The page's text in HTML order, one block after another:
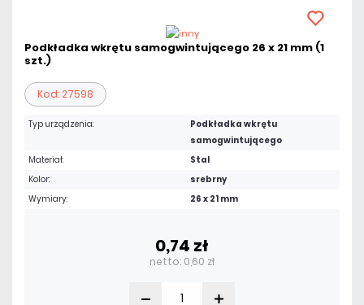
Podkładka wkrętu samogwintującego 26 x 21 mm (1
szt.)
Kod: 27598
Typ urządzenia:
Podkładka wkrętu
samogwintującego
Materiał:
Stal
Kolor:
srebrny
Wymiary:
26 x 21 mm
0,74 zł
netto: 0,60 zł